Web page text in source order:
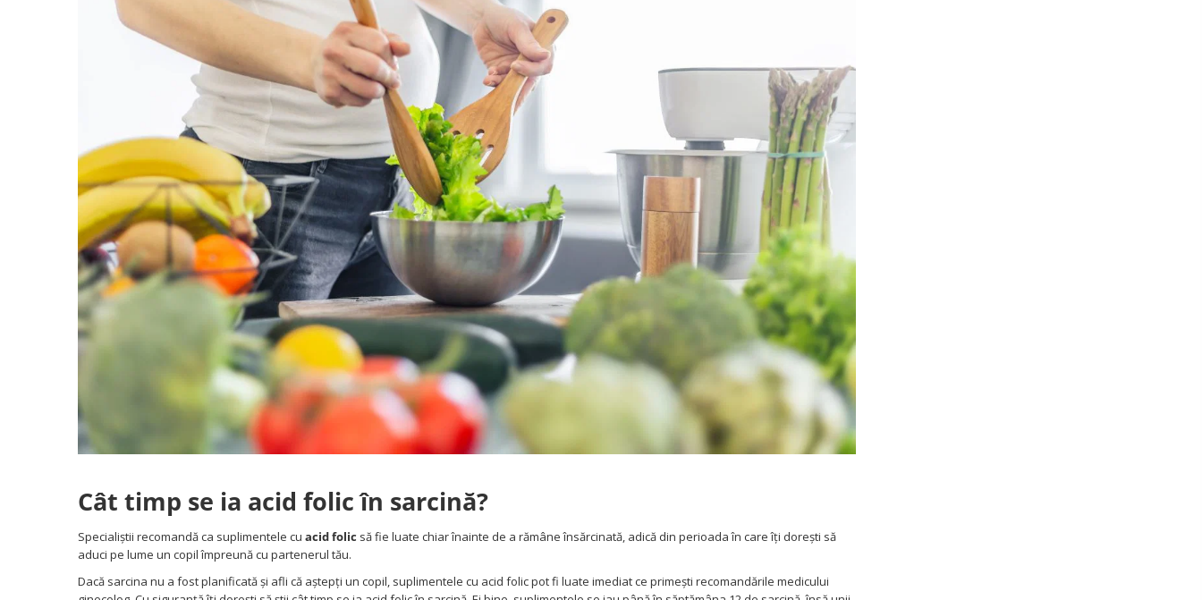
Cât timp se ia acid folic în sarcină?
Specialiștii recomandă ca suplimentele cu acid folic să fie luate chiar înainte de a rămâne însărcinată, adică din perioada în care îți dorești să
aduci pe lume un copil împreună cu partenerul tău.
Dacă sarcina nu a fost planificată și afli că aștepți un copil, suplimentele cu acid folic pot fi luate imediat ce primești recomandările medicului